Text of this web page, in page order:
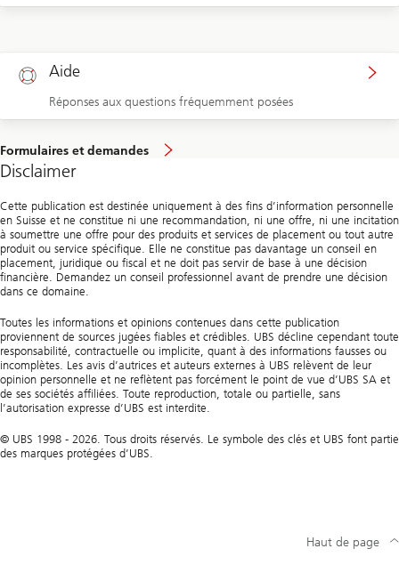
Aide
Réponses aux questions fréquemment posées
Formulaires et demandes
Disclaimer
Cette publication est destinée uniquement à des fins d’information personnelle
en Suisse et ne constitue ni une recommandation, ni une offre, ni une incitation
à soumettre une offre pour des produits et services de placement ou tout autre
produit ou service spécifique. Elle ne constitue pas davantage un conseil en
placement, juridique ou fiscal et ne doit pas servir de base à une décision
financière. Demandez un conseil professionnel avant de prendre une décision
dans ce domaine.
Toutes les informations et opinions contenues dans cette publication
proviennent de sources jugées fiables et crédibles. UBS décline cependant toute
responsabilité, contractuelle ou implicite, quant à des informations fausses ou
incomplètes. Les avis d’autrices et auteurs externes à UBS relèvent de leur
opinion personnelle et ne reflètent pas forcément le point de vue d’UBS SA et
de ses sociétés affiliées. Toute reproduction, totale ou partielle, sans
l’autorisation expresse d’UBS est interdite.
© UBS 1998 - 2026. Tous droits réservés. Le symbole des clés et UBS font partie
des marques protégées d’UBS.
Haut de page